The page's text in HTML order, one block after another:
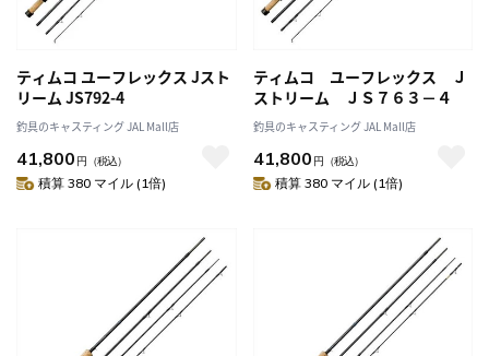
ティムコ ユーフレックス Jスト
リーム JS792-4
釣具のキャスティング JAL Mall店
41,800 円 （税込）
積算 380 マイル (1倍)
ティムコ ユーフレックス Ｊ
ストリーム ＪＳ７６３－４
釣具のキャスティング JAL Mall店
41,800 円 （税込）
積算 380 マイル (1倍)